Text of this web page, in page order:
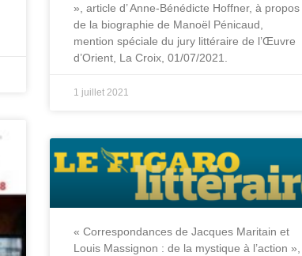
», article d’ Anne-Bénédicte Hoffner, à propos
de la biographie de Manoël Pénicaud,
mention spéciale du jury littéraire de l’Œuvre
d’Orient, La Croix, 01/07/2021.
1 juillet 2021
« Correspondances de Jacques Maritain et
Louis Massignon : de la mystique à l’action »,